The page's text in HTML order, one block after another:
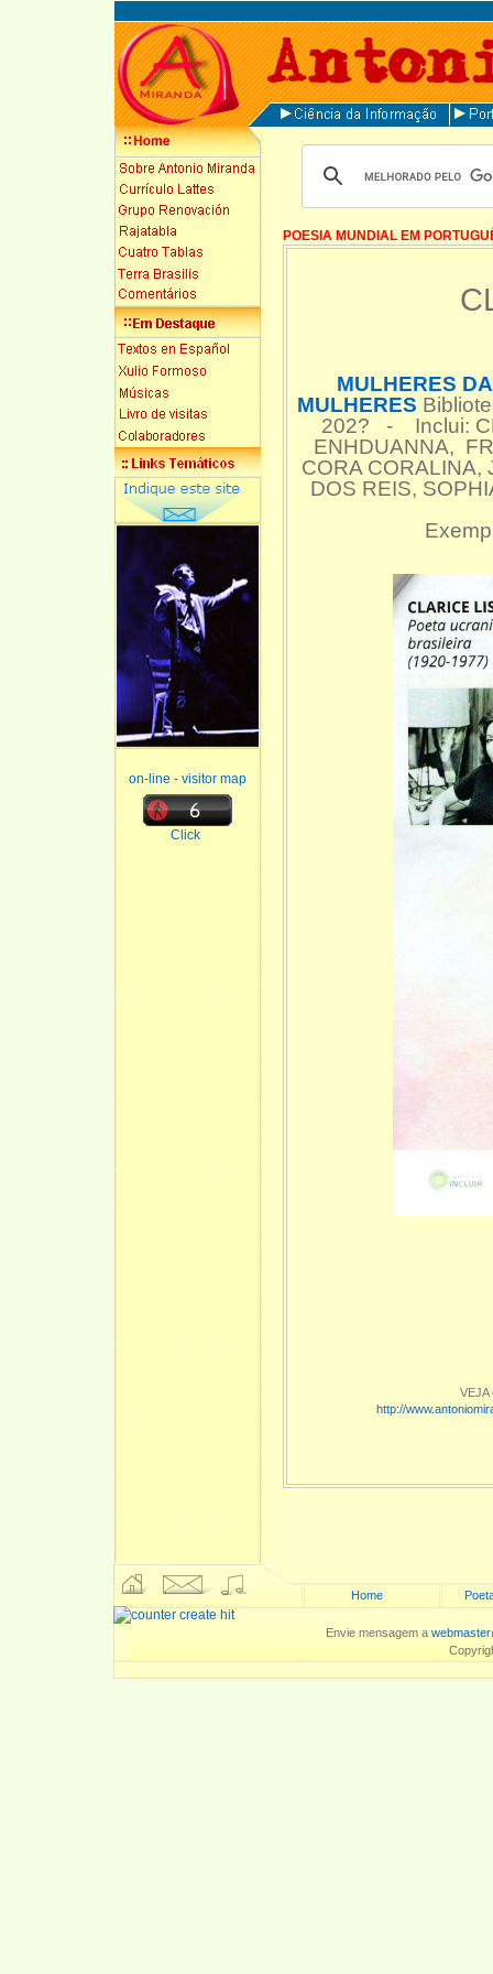
on-line - visitor map
Click
POESIA MUNDIAL EM
MULHERES
MULHERES
202? - Inclui:
ENHDUANNA,
CORA CORALINA,
DOS REIS,
VEJA
http://
Home
Envie mensagem a